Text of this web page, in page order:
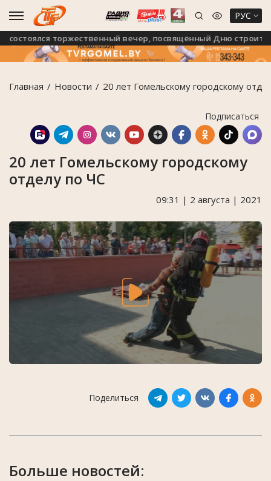
РУС
торжественный вечер, посвящённый Дню строителя
Главная Новости 20 лет Гомельскому городскому
Подписаться
20 лет Гомельскому городскому
отделу по ЧС
09:31 | 2 августа | 2021
Поделиться
Больше новостей: